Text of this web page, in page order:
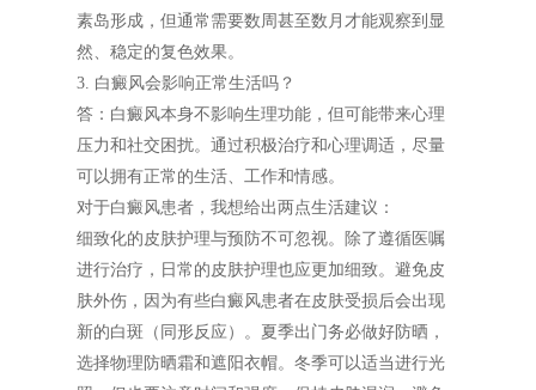
素岛形成，但通常需要数周甚至数月才能观察到显
然、稳定的复色效果。
3. 白癜风会影响正常生活吗？
答：白癜风本身不影响生理功能，但可能带来心理
压力和社交困扰。通过积极治疗和心理调适，尽量
可以拥有正常的生活、工作和情感。
对于白癜风患者，我想给出两点生活建议：
细致化的皮肤护理与预防不可忽视。除了遵循医嘱
进行治疗，日常的皮肤护理也应更加细致。避免皮
肤外伤，因为有些白癜风患者在皮肤受损后会出现
新的白斑（同形反应）。夏季出门务必做好防晒，
选择物理防晒霜和遮阳衣帽。冬季可以适当进行光